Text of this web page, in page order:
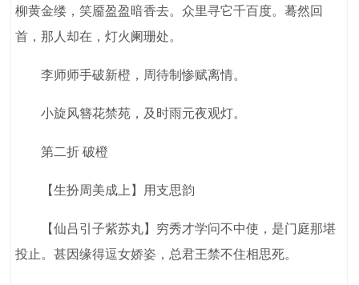
柳黄金缕，笑靥盈盈暗香去。众里寻它千百度。蓦然回
首，那人却在，灯火阑珊处。
李师师手破新橙，周待制惨赋离情。
小旋风簪花禁苑，及时雨元夜观灯。
第二折 破橙
【生扮周美成上】用支思韵
【仙吕引子紫苏丸】穷秀才学问不中使，是门庭那堪
投止。甚因缘得逗女娇姿，总君王禁不住相思死。